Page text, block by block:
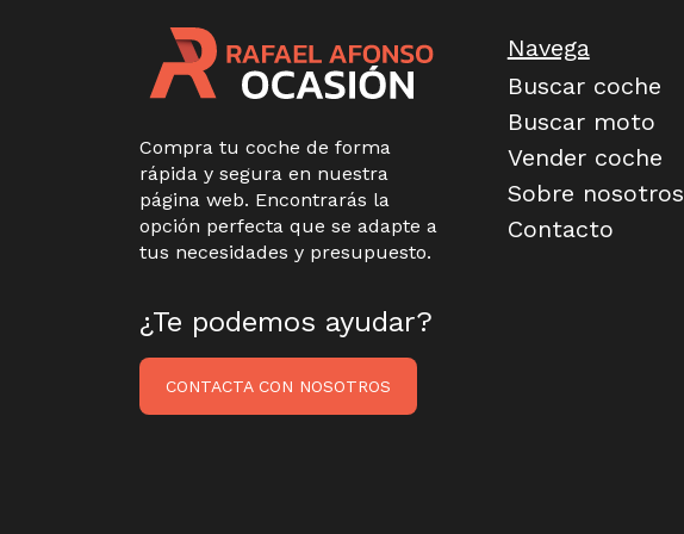
Compra tu coche de forma
rápida y segura en nuestra
página web. Encontrarás la
opción perfecta que se adapte a
tus necesidades y presupuesto.
¿Te podemos ayudar?
CONTACTA CON NOSOTROS
Navega
Buscar coche
Buscar moto
Vender coche
Sobre nosotros
Contacto